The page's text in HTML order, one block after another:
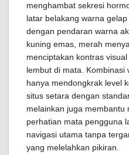
menghambat sekresi
latar belakang warna
dengan pendaran warna
kuning emas, merah
menciptakan kontras
lembut di mata. Kombinasi
hanya mendongkrak level
situs setara dengan
melainkan juga membantu
perhatian mata pengguna
navigasi utama tanpa
yang melelahkan pikiran.